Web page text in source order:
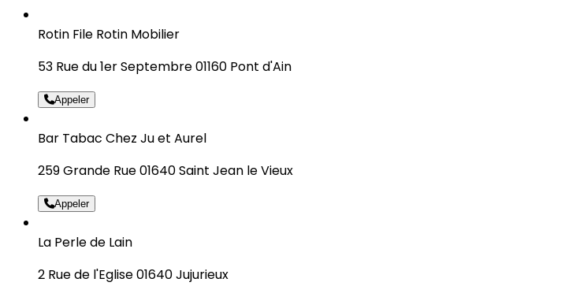
Rotin File Rotin Mobilier
53 Rue du 1er Septembre 01160 Pont d'Ain
Appeler
Bar Tabac Chez Ju et Aurel
259 Grande Rue 01640 Saint Jean le Vieux
Appeler
La Perle de Lain
2 Rue de l'Eglise 01640 Jujurieux